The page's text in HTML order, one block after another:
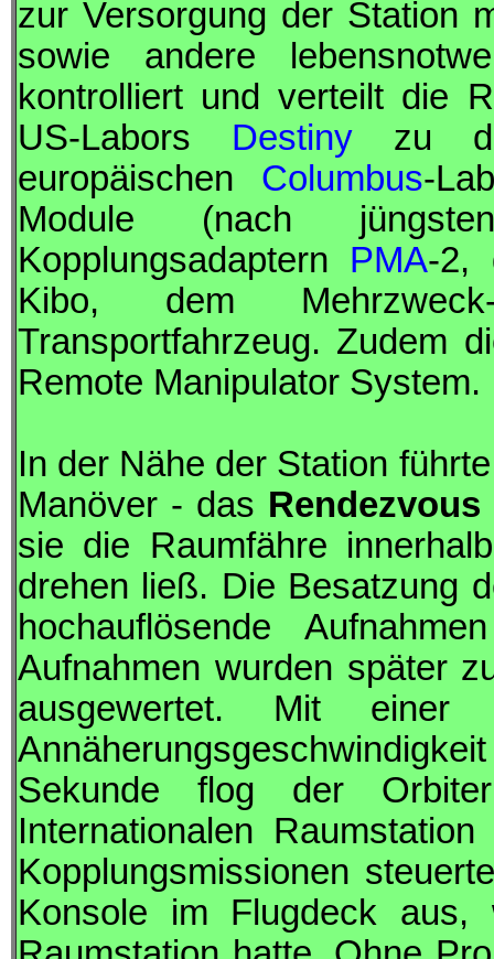
zur Versorgung der Station
sowie andere
kontrolliert und verteilt die
US-Labors Destiny zu
europäischen Columbus-
Module (nach
Kopplungsadaptern PMA-2,
Kibo, dem
Transportfahrzeug. Zudem
Remote Manipulator System.
In der Nähe der Station
Manöver - das
sie die Raumfähre
drehen ließ. Die Besatzung
hochauflösende
Aufnahmen wurden später
ausgewertet. Mit
Sekunde flog der
Internationalen
Kopplungsmissionen
Konsole im Flugdeck